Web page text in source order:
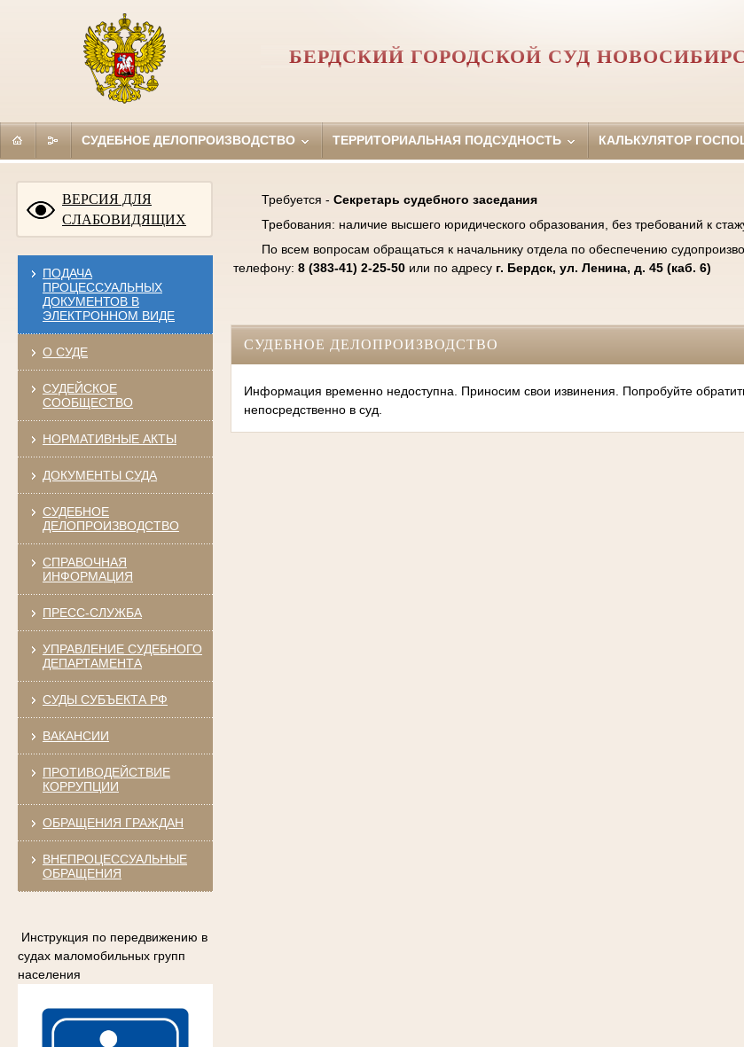
БЕРДСКИЙ ГОРОДСКОЙ СУД
СУДЕБНОЕ ДЕЛОПРОИЗВОДСТВО ТЕРРИТОРИАЛЬНАЯ ПОДСУДНОСТЬ КАЛЬКУЛЯТОР
ВЕРСИЯ ДЛЯ
СЛАБОВИДЯЩИХ
ПОДАЧА
ПРОЦЕССУАЛЬНЫХ
ДОКУМЕНТОВ В
ЭЛЕКТРОННОМ ВИДЕ
О СУДЕ
СУДЕЙСКОЕ
СООБЩЕСТВО
НОРМАТИВНЫЕ АКТЫ
ДОКУМЕНТЫ СУДА
СУДЕБНОЕ
ДЕЛОПРОИЗВОДСТВО
СПРАВОЧНАЯ
ИНФОРМАЦИЯ
ПРЕСС-СЛУЖБА
УПРАВЛЕНИЕ СУДЕБНОГО
ДЕПАРТАМЕНТА
СУДЫ СУБЪЕКТА РФ
ВАКАНСИИ
ПРОТИВОДЕЙСТВИЕ
КОРРУПЦИИ
ОБРАЩЕНИЯ ГРАЖДАН
ВНЕПРОЦЕССУАЛЬНЫЕ
ОБРАЩЕНИЯ
Инструкция по передвижению в
судах маломобильных групп
населения
Требуется -Секретарь судебного заседания
Требования: наличие высшего юридического образования, без требований к
По всем вопросам обращаться к начальнику отдела по обеспечению
телефону:8 (383-41) 2-25-50 или по адресу г. Бердск, ул. Ленина, д. 45 (каб. 6)
СУДЕБНОЕ ДЕЛОПРОИЗВОДСТВО
Информация временно недоступна. Приносим свои извинения. Попробуйте
непосредственно в суд.